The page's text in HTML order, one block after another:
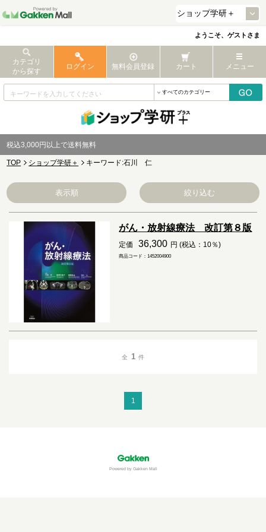
ようこそ、ゲストさま
カテゴリ
から探す
ログイン 無料会員登録 カート メニュー
税込3,000円以上で送料無料
TOP ショップ学研＋ キーワード:石川 仁
表示順 絞り込む
がん・放射線療法 改訂第８版
定価 36,300 円 (税込：10％)
商品コード：1452004900
全 1 件
1
Powered by Gakken Mall